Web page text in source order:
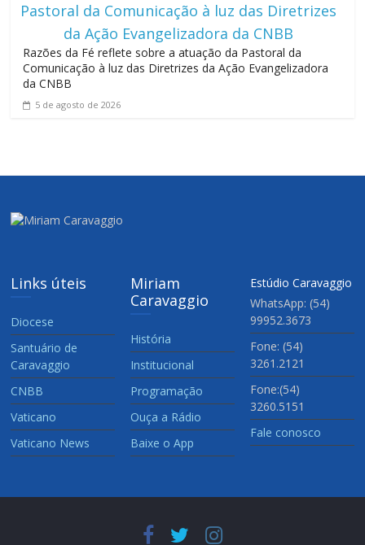
Razões da Fé reflete sobre a atuação da Pastoral da
Comunicação à luz das Diretrizes da Ação Evangelizadora
da CNBB
5 de agosto de 2026
Links úteis
Diocese
Santuário de
Caravaggio
CNBB
Vaticano
Vaticano News
Miriam
Caravaggio
História
Institucional
Programação
Ouça a Rádio
Baixe o App
Estúdio Caravaggio
WhatsApp: (54)
99952.3673
Fone: (54)
3261.2121
Fone:(54)
3260.5151
Fale conosco